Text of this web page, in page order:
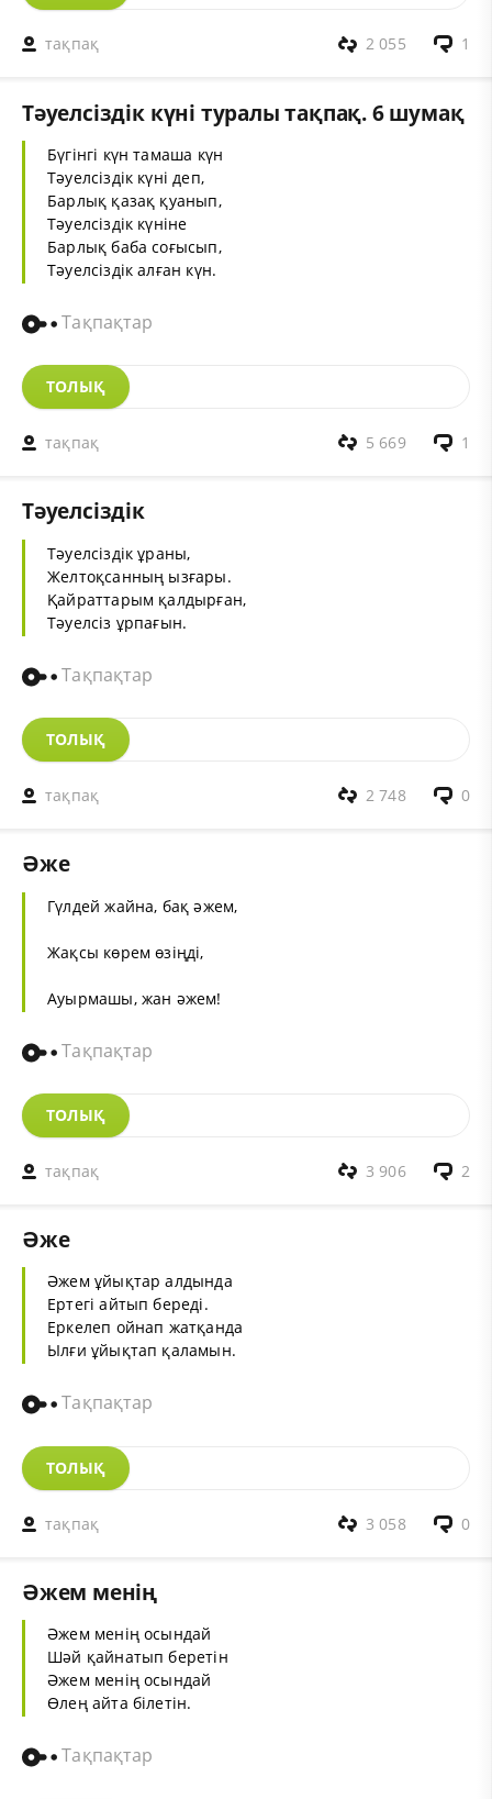
тақпақ 1
2 055
Тәуелсіздік күні туралы тақпақ. 6 шумақ
Бүгінгі күн тамаша күн
Тәуелсіздік күні деп,
Барлық қазақ қуанып,
Тәуелсіздік күніне
Барлық баба соғысып,
Тәуелсіздік алған күн.
Тақпақтар
ТОЛЫҚ
тақпақ 1
5 669
Тәуелсіздік
Тәуелсіздік ұраны,
Желтоқсанның ызғары.
Қайраттарым қалдырған,
Тәуелсіз ұрпағын.
Тақпақтар
ТОЛЫҚ
тақпақ 0
2 748
Әже
Гүлдей жайна, бақ әжем,
Жақсы көрем өзіңді,
Ауырмашы, жан әжем!
Тақпақтар
ТОЛЫҚ
тақпақ 2
3 906
Әже
Әжем ұйықтар алдында
Ертегі айтып береді.
Еркелеп ойнап жатқанда
Ылғи ұйықтап қаламын.
Тақпақтар
ТОЛЫҚ
тақпақ 0
3 058
Әжем менің
Әжем менің осындай
Шәй қайнатып беретін
Әжем менің осындай
Өлең айта білетін.
Тақпақтар